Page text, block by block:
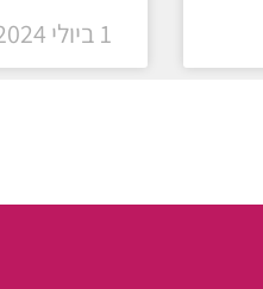
1 ביולי 2024